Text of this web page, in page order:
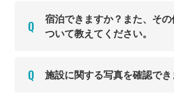
宿泊できますか？また、そ
ついて教えてください。
施設に関する写真を確認でき